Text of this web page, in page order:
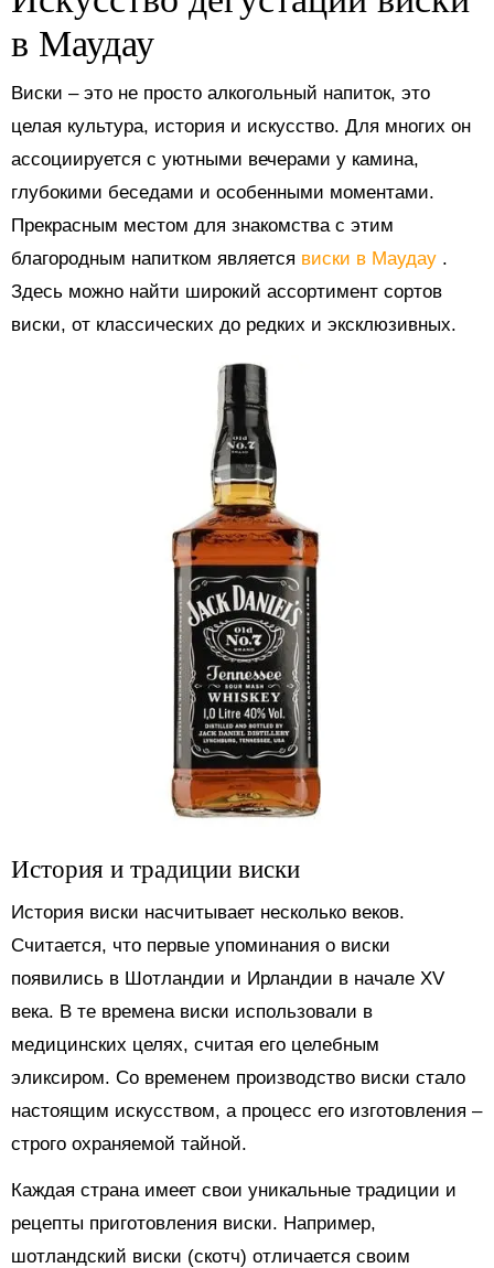
в Маудау
Виски – это не просто алкогольный напиток, это
целая культура, история и искусство. Для многих он
ассоциируется с уютными вечерами у камина,
глубокими беседами и особенными моментами.
Прекрасным местом для знакомства с этим
благородным напитком является виски в Маудау .
Здесь можно найти широкий ассортимент сортов
виски, от классических до редких и эксклюзивных.
История и традиции виски
История виски насчитывает несколько веков.
Считается, что первые упоминания о виски
появились в Шотландии и Ирландии в начале XV
века. В те времена виски использовали в
медицинских целях, считая его целебным
эликсиром. Со временем производство виски стало
настоящим искусством, а процесс его изготовления –
строго охраняемой тайной.
Каждая страна имеет свои уникальные традиции и
рецепты приготовления виски. Например,
шотландский виски (скотч) отличается своим